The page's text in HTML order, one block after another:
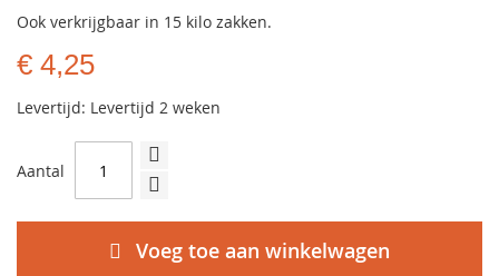
Ook verkrijgbaar in 15 kilo zakken.
€ 4,25
Levertijd: Levertijd 2 weken
Aantal
Voeg toe aan winkelwagen